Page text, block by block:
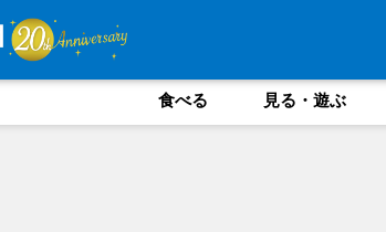
食べる 見る・遊ぶ